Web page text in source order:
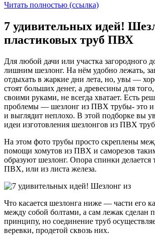
Читать полностью (ссылка)
7 удивительных идей!
пластиковых труб ПВХ
Для любой дачи или участка загородного
лишним шезлонг. На нём удобно лежать,
отдыхать в жаркие дни лета, но, увы —
стоят больших денег, а древесины для
своими руками, не всегда хватает. Есть
проблемы — шезлонг из ПВХ трубы- это и
и выглядит неплохо. В этой подборке вы
идеи изготовления шезлонгов из ПВХ
На этом фото трубы просто скреплены
помощи хомутов из ПВХ и саморезов
образуют шезлонг. Опора спинки делается
ПВХ, или из листа железа.
Что касается шезлонга ниже — части его
между собой болтами, а сам лежак сделан
принципу, но соединение труб
веревки, продетой сквозь них.